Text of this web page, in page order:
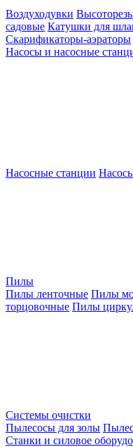
Воздуходувки
садовые Катушки для
Скарификаторы-аэраторы
Насосы и насосные
Насосные станции
Пилы
Пилы ленточные Пилы
торцовочные Пилы
Системы очистки
Пылесосы для золы
Станки и силовое